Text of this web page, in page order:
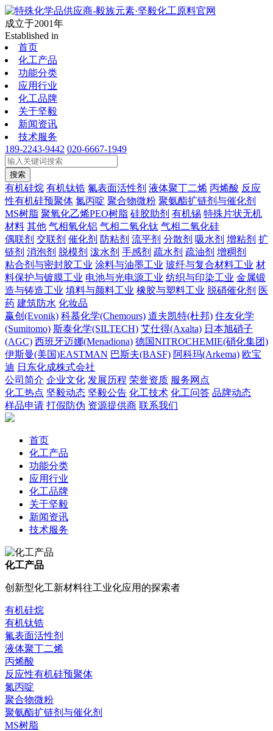
成立于2001年
Established in
首页
化工产品
功能分类
应用行业
化工品牌
关于坚毅
新闻资讯
技术服务
189-2243-9442 020-6667-1949
搜索
有机硅烷 有机钛锆 氟表面活性剂 液体聚丁二烯 丙烯酸 反应
性有机硅预聚体 氮丙啶 聚合物微粉 聚氨酯扩链剂与催化剂
MS树脂 聚氧化乙烯PEO树脂 硅胶助剂 有机锡 特殊片状无机
材料 其他 气相氧化铝 气相二氧化钛 气相二氧化硅
偶联剂 交联剂 催化剂 防粘剂 流平剂 分散剂 吸水剂 增粘剂 扩
链剂 消泡剂 脱模剂 泼水剂 手感剂 疏水剂 疏油剂 增稠剂
粘合剂与密封胶工业 涂料与油墨工业 玻纤与复合材料工业 材
料保护与镀膜工业 电池与光电源工业 纺织与印染工业 金属锻
造与铸造工业 填料与颜料工业 橡胶与塑料工业 脱硝催化剂 医
药 建筑防水 化妆品
赢创(Evonik) 科慕化学(Chemours) 道夫凯特(杜邦) 住友化学
(Sumitomo) 斯泰化学(SILTECH) 艾仕得(Axalta) 日本旭硝子
(AGC) 西班牙迈娜(Menadiona) 德国NITROCHEMIE(硝化集团)
伊斯曼(美国)EASTMAN 巴斯夫(BASF) 阿科玛(Arkema) 欧宝
迪 日东化成株式会社
公司简介 企业文化 发展历程 荣誉资质 服务网点
化工热点 坚毅动态 坚毅公告 化工技术 化工问答 品牌动态
样品申请 打假防伪 资源提供商 联系我们
首页
化工产品
功能分类
应用行业
化工品牌
关于坚毅
新闻资讯
技术服务
化工产品
创新型化工新材料往工业化应用的探索者
有机硅烷
有机钛锆
氟表面活性剂
液体聚丁二烯
丙烯酸
反应性有机硅预聚体
氮丙啶
聚合物微粉
聚氨酯扩链剂与催化剂
MS树脂